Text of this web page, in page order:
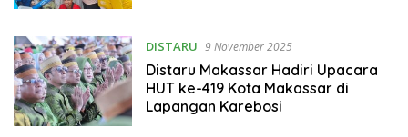
DISTARU 9 November 2025
Distaru Makassar Hadiri Upacara
HUT ke-419 Kota Makassar di
Lapangan Karebosi